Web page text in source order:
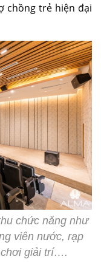
chồng trẻ hiện đại
chức năng như
viên nước, rạp
chơi giải trí….